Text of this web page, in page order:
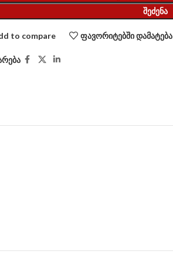
ᲨᲔᲫᲔᲜᲐ
to compare ფავორიტებში დამატება